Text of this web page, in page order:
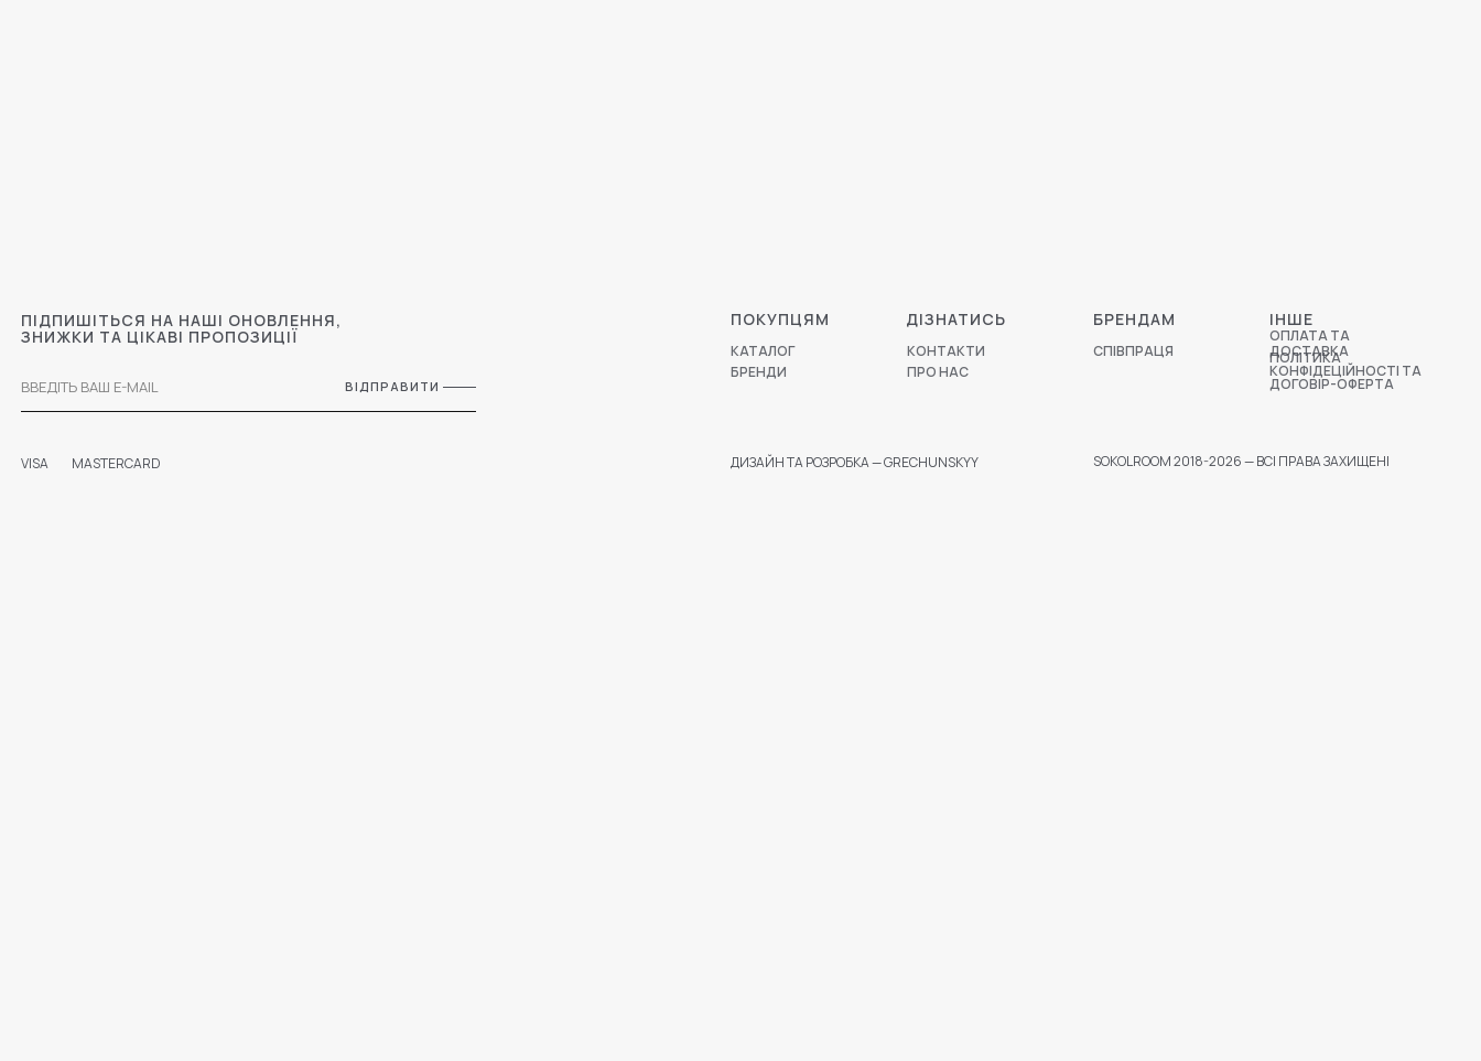
ВІДПРАВИТИ
ПІДПИШІТЬСЯ НА НАШІ ОНОВЛЕННЯ,
ЗНИЖКИ ТА ЦІКАВІ ПРОПОЗИЦІЇ
СПІВПРАЦЯ
БРЕНДАМ
ПРО НАС
ДІЗНАТИСЬ
КОНТАКТИ
ОПЛАТА ТА
ДОСТАВКА
ПОЛІТИКА
КОНФІДЕЦІЙНОСТІ ТА
ДОГОВІР-ОФЕРТА
ІНШЕ
КАТАЛОГ
БРЕНДИ
ПОКУПЦЯМ
VISA SOKOLROOM 2018-2026 — ВСІ ПРАВА ЗАХИЩЕНІ
ДИЗАЙН ТА РОЗРОБКА — GRECHUNSKYY
MASTERCARD